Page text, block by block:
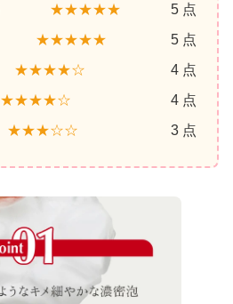
★★★★★
5 点
★★★★★
5 点
★★★★☆
4 点
★★★★☆
4 点
★★★☆☆ 3 点